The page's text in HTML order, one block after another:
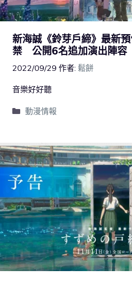
新海誠《鈴芽戶締》最新
禁 公開6名追加演出陣容
2022/09/29 作者: 鬆餅
音樂好好聽
動漫情報